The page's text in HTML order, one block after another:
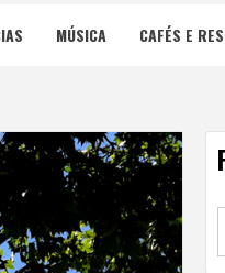
MÚSICA CAFÉS E